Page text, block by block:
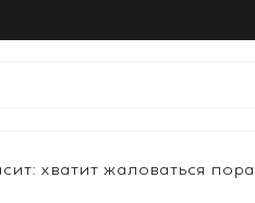
хватит жаловаться